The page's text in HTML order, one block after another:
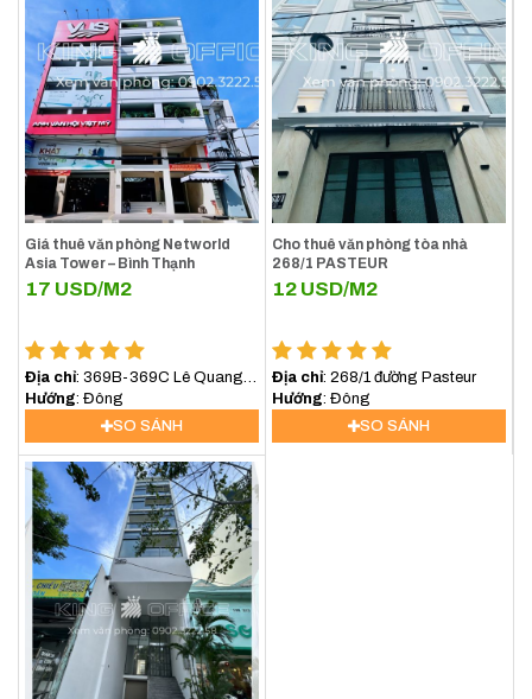
Giá thuê văn phòng Networld
Asia Tower – Bình Thạnh
17 USD/M2
Địa chỉ: 369B-369C Lê Quang
Định, Phường Bình lợi
Trung,TP.HCM
Hướng : Đông
SO SÁNH
Cho thuê văn phòng tòa nhà
268/1 PASTEUR
12 USD/M2
Địa chỉ: 268/1 đường Pasteur
Hướng : Đông
SO SÁNH